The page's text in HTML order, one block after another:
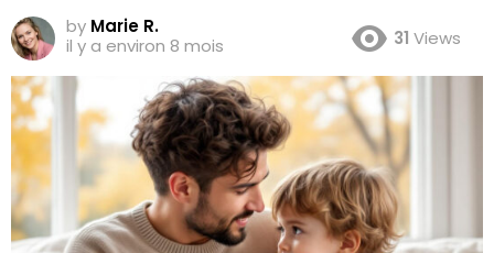
by Marie R.
il y a environ 8 mois
31 Views